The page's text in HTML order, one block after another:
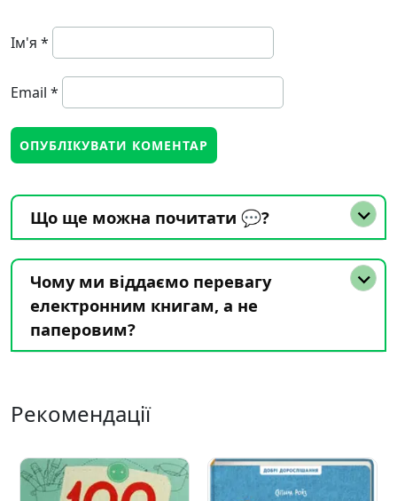
Ім'я *
Email *
Що ще можна почитати 💬?
Чому ми віддаємо перевагу
електронним книгам, а не
паперовим?
Рекомендації